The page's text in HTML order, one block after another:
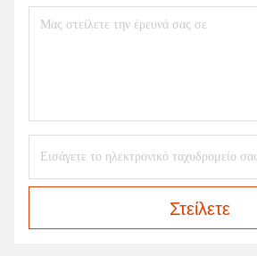
Στείλετε